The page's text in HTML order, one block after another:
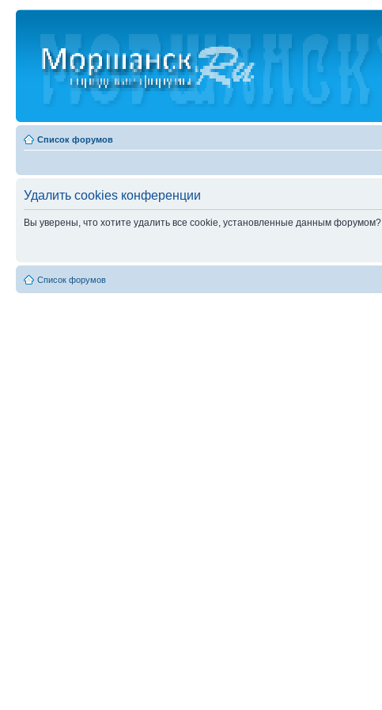
Список форумов
Удалить cookies конференции
Вы уверены, что хотите удалить все cookie, установленные данным форумом?
Список форумов